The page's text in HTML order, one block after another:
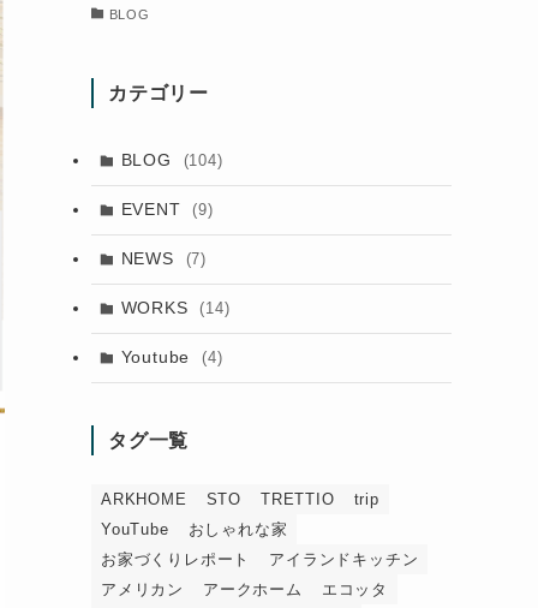
BLOG
カテゴリー
BLOG (104)
EVENT (9)
NEWS (7)
WORKS (14)
Youtube (4)
タグ一覧
ARKHOME STO TRETTIO
trip
YouTube
おしゃれな家
お家づくりレポート
アイランドキッチン
アメリカン
アークホーム
エコッタ